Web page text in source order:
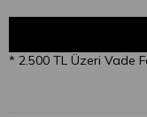
* 2.500 TL Üzeri Vade